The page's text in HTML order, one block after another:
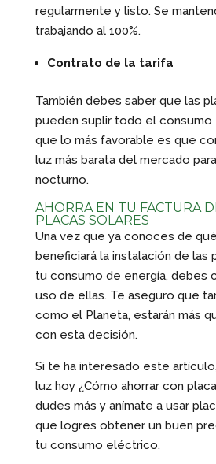
regularmente y listo. Se
trabajando al 100%.
Contrato de la tarifa
También debes saber que las
pueden suplir todo el
que lo más favorable es que
luz más barata del mercado
nocturno.
AHORRA EN TU FACTURA
PLACAS SOLARES
Una vez que ya conoces de
beneficiará la instalación de las
tu consumo de energía, debes
uso de ellas. Te aseguro que
como el Planeta, estarán más
con esta decisión.
Si te ha interesado este
luz hoy ¿Cómo ahorrar con
dudes más y anímate a usar
que logres obtener un buen
tu consumo eléctrico.